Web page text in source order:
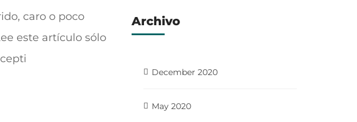
caro o poco
este artículo sólo
Archivo
December 2020
May 2020